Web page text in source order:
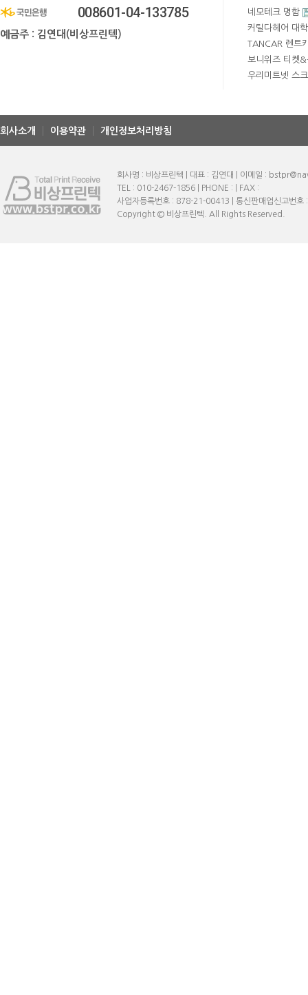
008601-04-133785
예금주 : 김연대(비상프린텍)
네모테크 명함
커틸다헤어 대
TANCAR 렌트
보니위즈 티켓
우리미트넷 스
회사소개 이용약관 개인정보처리방침
회사명 : 비상프린텍 | 대표 : 김연대 | 이메일 :
TEL : 010-2467-1856 | PHONE : | FAX :
사업자등록번호 : 878-21-00413 | 통신판매업신고번
Copyright © 비상프린텍. All Rights Reserved.